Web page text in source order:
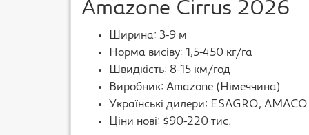
Amazone Cirrus 2026
Ширина: 3-9 м
Норма висіву: 1,5-450 кг/га
Швидкість: 8-15 км/год
Виробник: Amazone (Німеччина)
Українські дилери: ESAGRO, AMACO
Ціни нові: $90-220 тис.